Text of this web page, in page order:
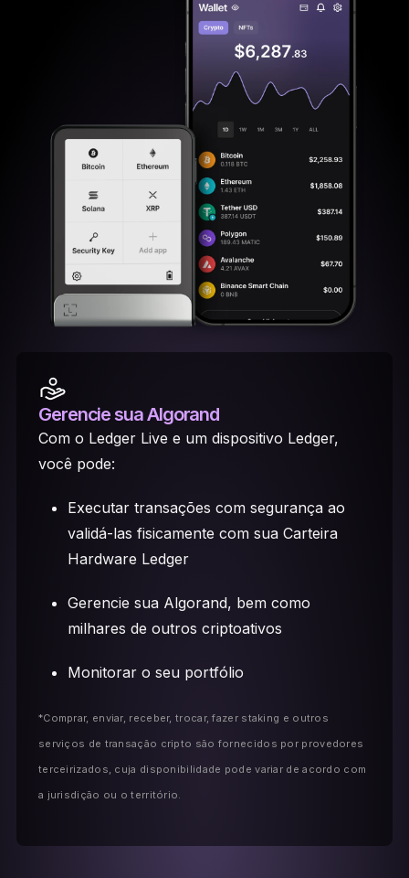
Gerencie sua Algorand
Com o Ledger Live e um dispositivo Ledger,
você pode:
Executar transações com segurança ao
validá-las fisicamente com sua Carteira
Hardware Ledger
Gerencie sua Algorand, bem como
milhares de outros criptoativos
Monitorar o seu portfólio
*Comprar, enviar, receber, trocar, fazer staking e outros
serviços de transação cripto são fornecidos por provedores
terceirizados, cuja disponibilidade pode variar de acordo com
a jurisdição ou o território.